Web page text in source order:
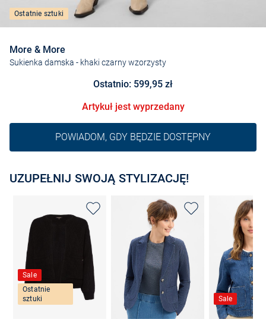
Ostatnie sztuki
More & More
Sukienka damska - khaki czarny wzorzysty
Ostatnio: 599,95 zł
Artykuł jest wyprzedany
POWIADOM, GDY BĘDZIE DOSTĘPNY
UZUPEŁNIJ SWOJĄ STYLIZACJĘ!
Sale
Ostatnie
sztuki
Sale